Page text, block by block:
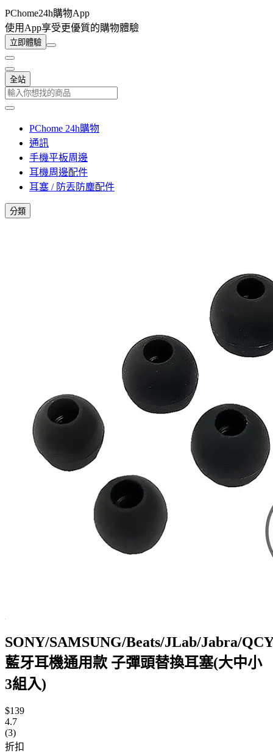
PChome24h購物App
使用App享受更優質的購物體驗
立即體驗
全站
PChome 24h購物
通訊
手機平板周邊
耳機周邊配件
耳塞 / 防丟防塵配件
分類
SONY/SAMSUNG/Beats/JLab/Jabra/
藍牙耳機通用款 子彈頭替換耳塞(大中小
3組入)
$139
4.7
(3)
折扣